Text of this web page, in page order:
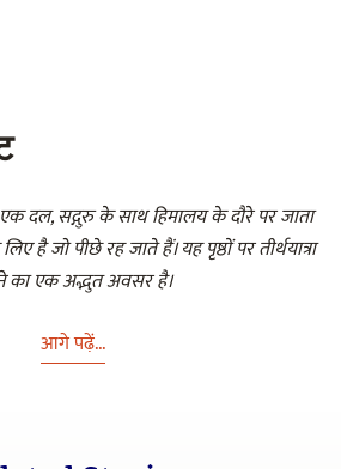
एक दल, सद्गुरु के साथ हिमालय के दौरे पर जाता
है जो पीछे रह जाते हैं। यह पृष्ठों पर तीर्थयात्रा
का एक अद्भुत अवसर है।
आगे पढ़ें...